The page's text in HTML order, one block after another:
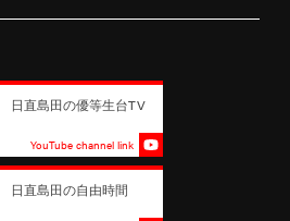
日直島田の優等生台TV
YouTube channel link
日直島田の自由時間